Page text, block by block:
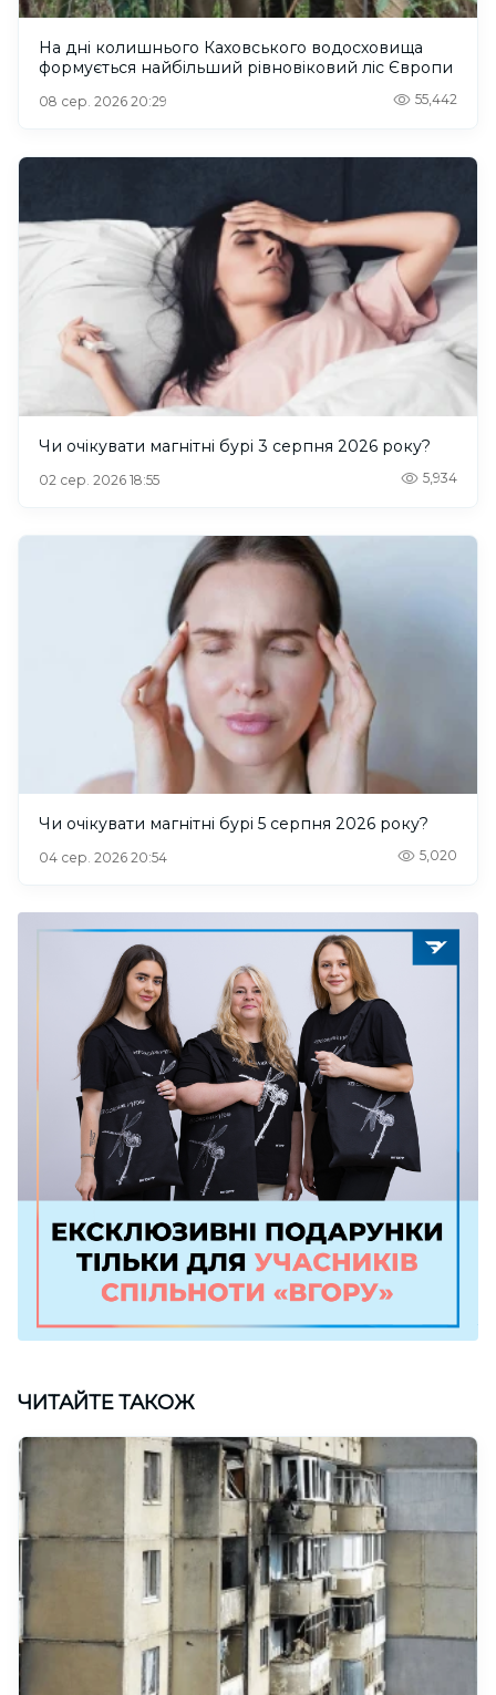
На дні колишнього Каховського водосховища
формується найбільший рівновіковий ліс Європи
08 сер. 2026 20:29 55,442
Чи очікувати магнітні бурі 3 серпня 2026 року?
02 сер. 2026 18:55 5,934
Чи очікувати магнітні бурі 5 серпня 2026 року?
04 сер. 2026 20:54 5,020
ЧИТАЙТЕ ТАКОЖ